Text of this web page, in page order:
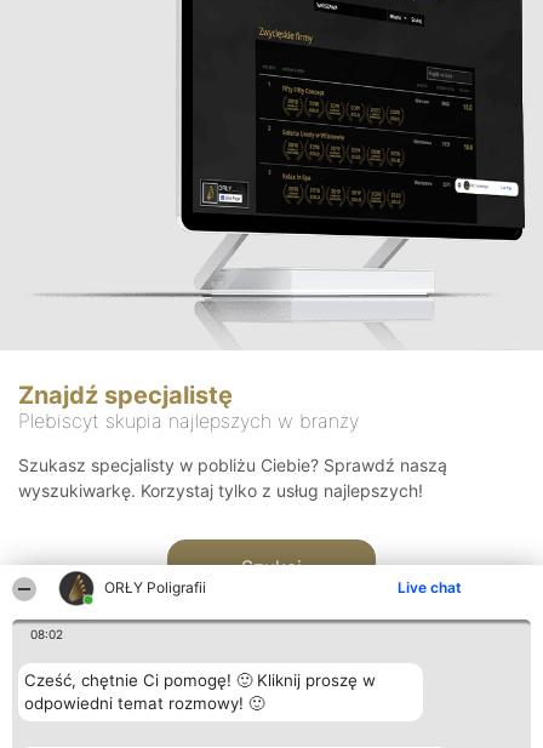
ORŁY Poligrafii Live chat
08:02
Cześć, chętnie Ci pomogę! 🙂 Kliknij proszę w
odpowiedni temat rozmowy! 🙂
Znajdź specjalistę
Plebiscyt skupia najlepszych w branży
Szukasz specjalisty w pobliżu Ciebie? Sprawdź naszą
wyszukiwarkę. Korzystaj tylko z usług najlepszych!
Szukaj